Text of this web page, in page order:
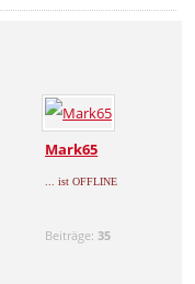
Mark65
... ist OFFLINE
Beiträge:35